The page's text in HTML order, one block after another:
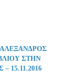
ΑΛΕΞΑΝΔΡΟΣ
ΣΤΗΝ
15.11.2016